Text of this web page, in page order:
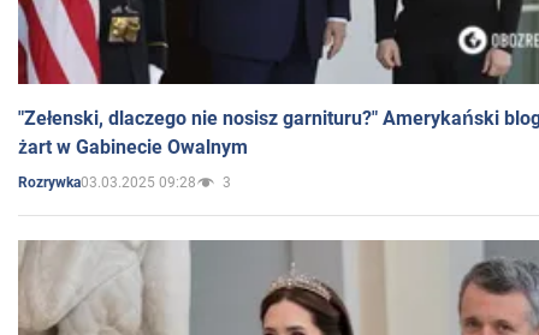
"Zełenski, dlaczego nie nosisz garnituru?" Amerykański
żart w Gabinecie Owalnym
Rozrywka03.03.2025 09:28 3